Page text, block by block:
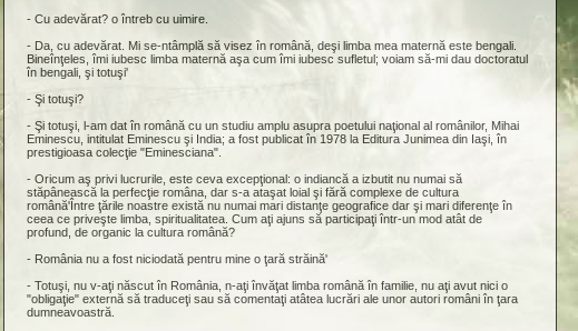
- Cu adevărat? o întreb cu uimire.
- Da, cu adevărat. Mi se-ntâmplă să visez în română, deşi limba mea maternă este bengali.
Bineînţeles, îmi iubesc limba maternă aşa cum îmi iubesc sufletul; voiam să-mi dau doctoratul
în bengali, şi totuşi'
- Şi totuşi?
- Şi totuşi, l-am dat în română cu un studiu amplu asupra poetului naţional al românilor, Mihai
Eminescu, intitulat Eminescu şi India; a fost publicat în 1978 la Editura Junimea din Iaşi, în
prestigioasa colecţie "Eminesciana".
- Oricum aş privi lucrurile, este ceva excepţional: o indiancă a izbutit nu numai să
stăpânească la perfecţie româna, dar s-a ataşat loial şi fără complexe de cultura
română'Între ţările noastre există nu numai mari distanţe geografice dar şi mari diferenţe în
ceea ce priveşte limba, spiritualitatea. Cum aţi ajuns să participaţi într-un mod atât de
profund, de organic la cultura română?
- România nu a fost niciodată pentru mine o ţară străină'
- Totuşi, nu v-aţi născut în România, n-aţi învăţat limba română în familie, nu aţi avut nici o
"obligaţie" externă să traduceţi sau să comentaţi atâtea lucrări ale unor autori români în ţara
dumneavoastră.